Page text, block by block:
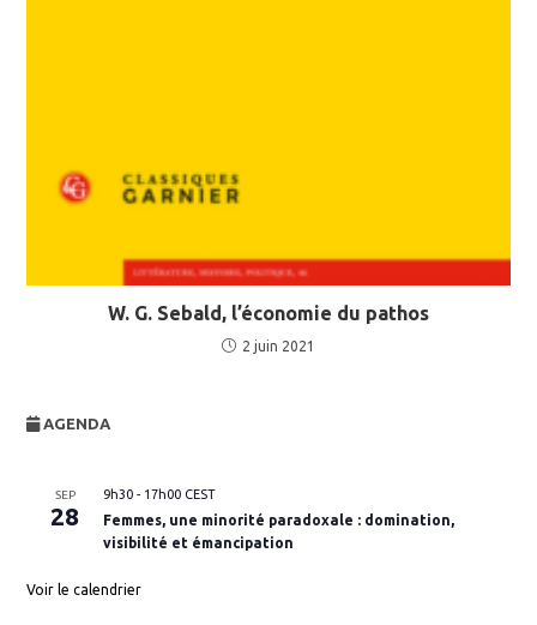
W. G. Sebald, l’économie du pathos
2 juin 2021
AGENDA
SEP
28
9h30 - 17h00 CEST
Femmes, une minorité paradoxale : domination,
visibilité et émancipation
Voir le calendrier